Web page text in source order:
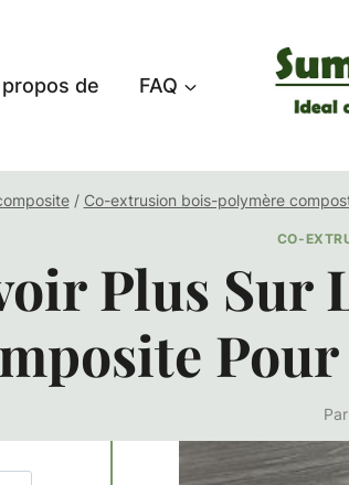
de FAQ
/ Co-extrusion bois-polymère
CO-
Plus Sur
Par